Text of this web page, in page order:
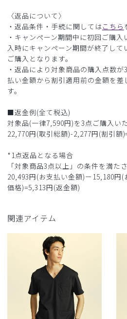
〈返品について〉
・返品条件・手続に関してはこちら
・キャンペーン期間中に初回ご購
入時にキャンペーン期間が終了して
ご購入となります。
・返品により対象商品の購入点数
払い金額から割引適用前の金額を差
す。
■返金例(全て税込)
対象品(一律7,590円)を3点ご購入い
22,770円(取引総額)-2,277円(割引額
*1点返品となる場合
「対象商品3点以上」の条件を満た
20,493円(お支払い金額)ー15,180円
価格)=5,313円(返金額)
関連アイテム